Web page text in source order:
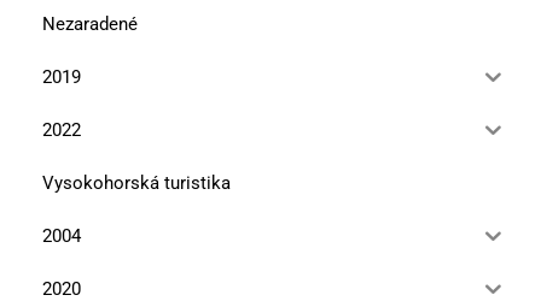
Nezaradené
2019
2022
Vysokohorská turistika
2004
2020